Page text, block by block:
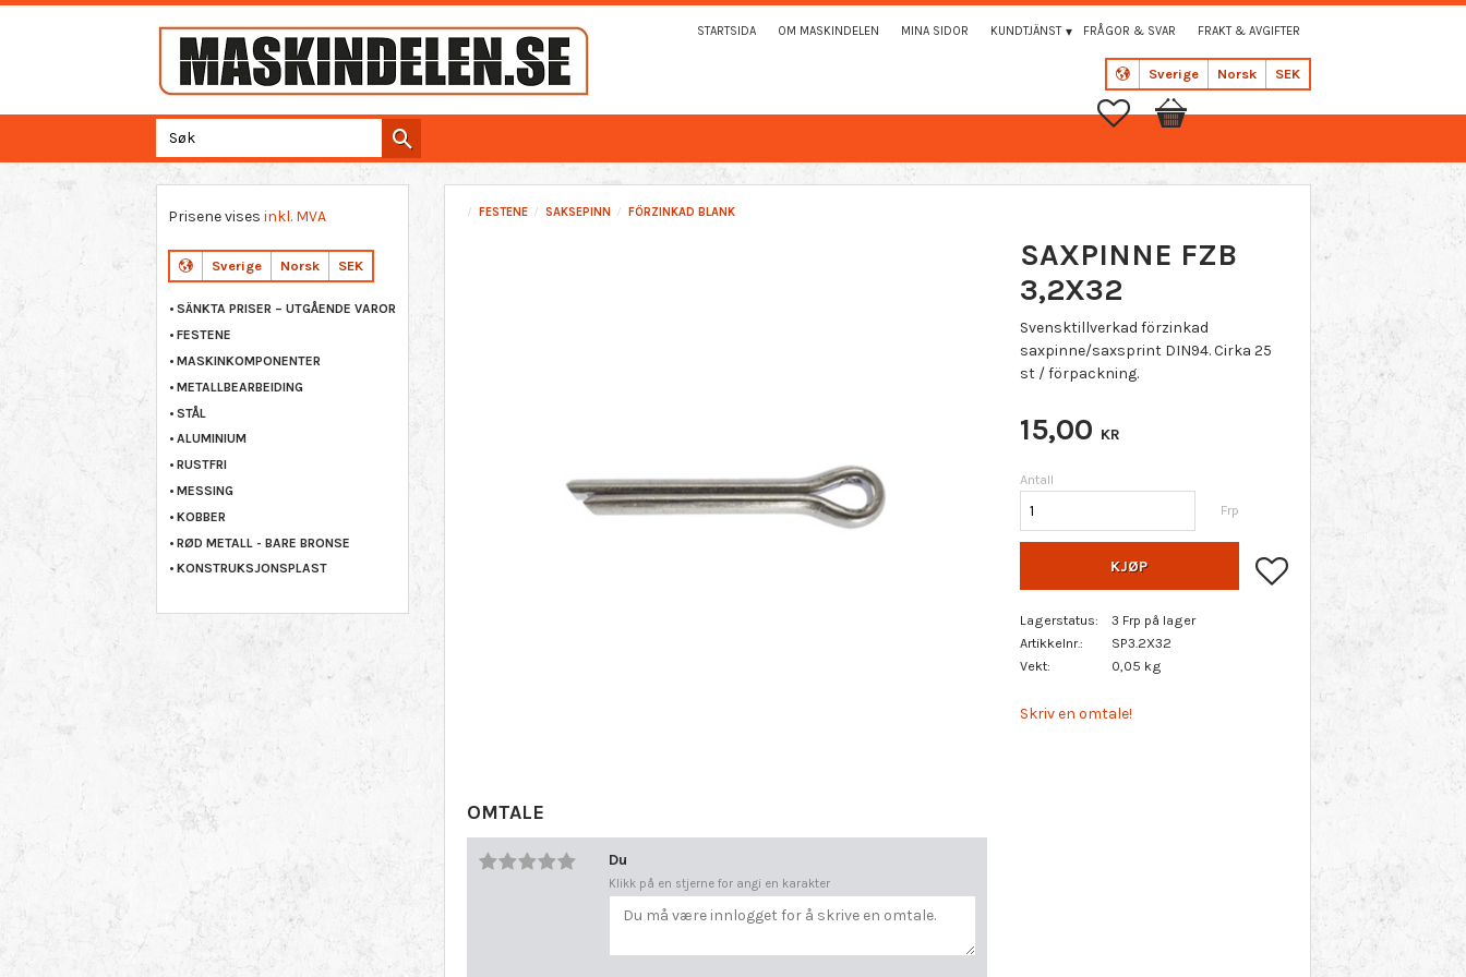
Sverige Norsk SEK
STARTSIDA OM MASKINDELEN MINA SIDOR KUNDTJÄNST FRÅGOR & SVAR FRAKT & AVGIFTER
Favoritter
Handlekurv
FESTENE SAKSEPINN FÖRZINKAD BLANK
SAXPINNE FZB
3,2X32
Svensktillverkad förzinkad
saxpinne/saxsprint DIN94. Cirka 25
st / förpackning.
15,00 KR
Antall
Frp
KJØP Lagre som favoritt
Lagerstatus
3 Frp på lager
Artikkelnr.
SP3.2X32
Vekt
0,05 kg
Skriv en omtale!
OMTALE
Du
Klikk på en stjerne for angi en karakter
Prisene vises inkl. MVA
Sverige Norsk SEK
SÄNKTA PRISER – UTGÅENDE VAROR
FESTENE
MASKINKOMPONENTER
METALLBEARBEIDING
STÅL
ALUMINIUM
RUSTFRI
MESSING
KOBBER
RØD METALL - BARE BRONSE
KONSTRUKSJONSPLAST